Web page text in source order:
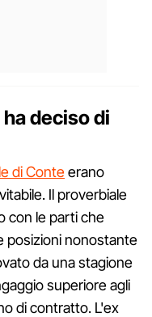
deciso di
di Conteerano
Il proverbiale
con le parti che
posizioni nonostante
da una stagione
superiore agli
di contratto. L'ex